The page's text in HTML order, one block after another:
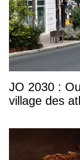
JO 2030 :
village des